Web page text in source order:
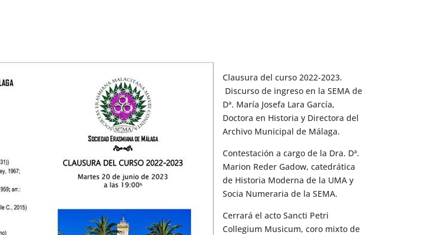
Clausura del curso 2022-2023.
Discurso de ingreso en la SEMA de
Dª. María Josefa Lara García,
Doctora en Historia y Directora del
Archivo Municipal de Málaga.
Contestación a cargo de la Dra. Dª.
Marion Reder Gadow, catedrática
de Historia Moderna de la UMA y
Socia Numeraria de la SEMA.
Cerrará el acto Sancti Petri
Collegium Musicum, coro mixto de